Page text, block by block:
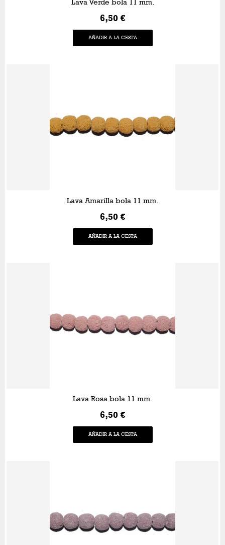
Lava Verde bola 11 mm.
6,50 €
AÑADIR A LA CESTA
Lava Amarilla bola 11 mm.
6,50 €
AÑADIR A LA CESTA
Lava Rosa bola 11 mm.
6,50 €
AÑADIR A LA CESTA